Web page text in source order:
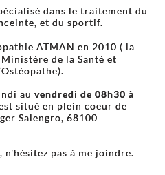
dans le traitement du
et du sportif.
ATMAN en 2010 ( la
de la Santé et
au vendredi de 08h30 à
situé en plein coeur de
Salengro, 68100
pas à me joindre.